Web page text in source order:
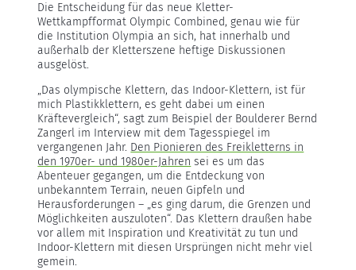
Die Entscheidung für das neue Kletter-
Wettkampfformat Olympic Combined, genau wie für
die Institution Olympia an sich, hat innerhalb und
außerhalb der Kletterszene heftige Diskussionen
ausgelöst.
„Das olympische Klettern, das Indoor-Klettern, ist für
mich Plastikklettern, es geht dabei um einen
Kräftevergleich“, sagt zum Beispiel der Boulderer Bernd
Zangerl im Interview mit dem Tagesspiegel im
vergangenen Jahr. Den Pionieren des Freikletterns in
den 1970er- und 1980er-Jahren sei es um das
Abenteuer gegangen, um die Entdeckung von
unbekanntem Terrain, neuen Gipfeln und
Herausforderungen – „es ging darum, die Grenzen und
Möglichkeiten auszuloten“. Das Klettern draußen habe
vor allem mit Inspiration und Kreativität zu tun und
Indoor-Klettern mit diesen Ursprüngen nicht mehr viel
gemein.